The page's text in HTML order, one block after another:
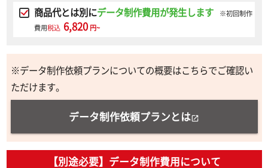
商品代とは別にデータ制作費用が発生します
※初回制作
費用税込 6,820 円~
※データ制作依頼プランについての概要はこちらでご確認い
ただけます。
データ制作依頼プランとはopen_in_new
【別途必要】データ制作費用について